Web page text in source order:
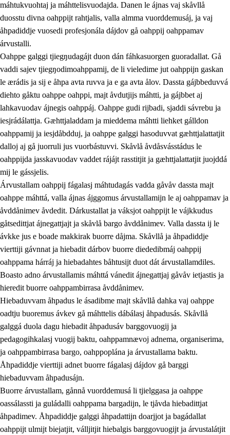
3.3 Aktisasjbarggo sijda ja skåvlå gaskan
3.4 Åhpadus åhpadusvidnudagán ja barggoiellemin
3.5 Profesjåvnåaktisasjvuohta ja skåvllååvddånibme
máhtukvuohtaj ja máhttelisvuodajda. Danen le ájnas vaj skåvllå
duosstu divna oahppijt rahtjalis, valla almma vuorddemusáj, ja vaj
åhpadiddje vuosedi profesjonála dájdov gå oahppij oahppamav
árvustalli.
Oahppe galggi tjiegŋudagájt duon dán fáhkasuorgen guoradallat. Gå
vaddi sajev tjiegŋodimoahppamij, de li vieledime jut oahppijn gaskan
le ærádis ja sij e åhpa avta ruvva ja e ga avta ålov. Dassta gájbbeduvvá
diehto gåktu oahppe oahppi, majt åvdutjijs máhtti, ja gájbbet aj
lahkavuodav ájnegis oahppáj. Oahppe gudi rijbadi, sjaddi sávrebu ja
iesjrádálattja. Gæhttjaladdam ja mieddema máhtti liehket gálldon
oahppamij ja iesjdåbdduj, ja oahppe galggi hasoduvvat gæhttjalattatjit
dalloj aj gå juorruli jus vuorbástuvvi. Skåvlå åvdåsvásstádus le
oahppijda jasskavuodav vaddet rájájt rasstitjit ja gæhttjalattatjit juojddá
mij le gássjelis.
Árvustallam oahppij fágalasj máhtudagás vadda gåvåv dassta majt
oahppe máhttá, valla ájnas ájggomus árvustallamijn le aj oahppamav ja
åvddånimev åvdedit. Dárkustallat ja váksjot oahppijt le vájkkudus
gåtsedittjat ájnegattjajt ja skåvlå bargo åvddånimev. Valla dassta ij le
ávkke jus e boade makkirak buorre dåjma. Skåvllå ja åhpadiddje
vierttiji gávnnat ja hiebadit dárbov buorre diededibmáj oahppij
oahppama hárráj ja hiebadahtes båhtusijt duot dát árvustallamdiles.
Boasto adno árvustallamis máhttá vánedit ájnegattjaj gåvåv ietjastis ja
hieredit buorre oahppambirrasa åvddånimev.
Hiebaduvvam åhpadus le ásadibme majt skåvllå dahka vaj oahppe
oadtju buoremus ávkev gå máhttelis dábálasj åhpadusás. Skåvllå
galggá duola dagu hiebadit åhpadusáv barggovuogij ja
pedagogihkalasj vuogij baktu, oahppamnævoj adnema, organiserima,
ja oahppambirrasa bargo, oahppoplána ja árvustallama baktu.
Åhpadiddje vierttiji adnet buorre fágalasj dájdov gå barggi
hiebaduvvam åhpadusájn.
Buorre árvustallam, gånnå vuorddemusá li tjielggasa ja oahppe
oassálassti ja guládalli oahppama bargadijn, le tjåvda hiebadittjat
åhpadimev. Åhpadiddje galggi åhpadattijn doarjjot ja bagádallat
oahppijt ulmijt biejatjit, válljitjit hiebalgis barggovuogijt ja árvustalátjit